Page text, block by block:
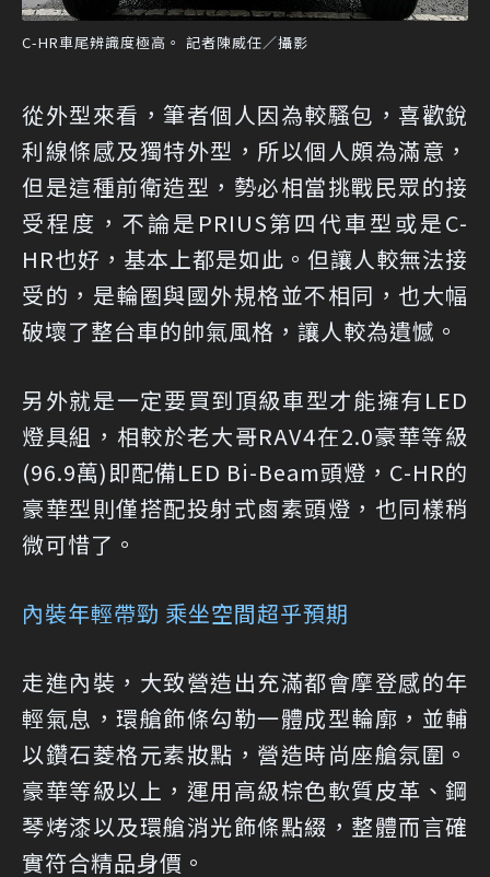
C-HR車尾辨識度極高。 記者陳威任／攝影
從外型來看，筆者個人因為較騷包，喜歡銳
利線條感及獨特外型，所以個人頗為滿意，
但是這種前衛造型，勢必相當挑戰民眾的接
受程度，不論是PRIUS第四代車型或是C-
HR也好，基本上都是如此。但讓人較無法接
受的，是輪圈與國外規格並不相同，也大幅
破壞了整台車的帥氣風格，讓人較為遺憾。
另外就是一定要買到頂級車型才能擁有LED
燈具組，相較於老大哥RAV4在2.0豪華等級
(96.9萬)即配備LED Bi-Beam頭燈，C-HR的
豪華型則僅搭配投射式鹵素頭燈，也同樣稍
微可惜了。
內裝年輕帶勁 乘坐空間超乎預期
走進內裝，大致營造出充滿都會摩登感的年
輕氣息，環艙飾條勾勒一體成型輪廓，並輔
以鑽石菱格元素妝點，營造時尚座艙氛圍。
豪華等級以上，運用高級棕色軟質皮革、鋼
琴烤漆以及環艙消光飾條點綴，整體而言確
實符合精品身價。